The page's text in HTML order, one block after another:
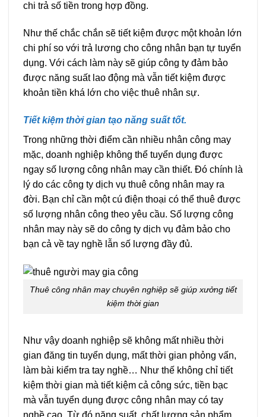
chi trả số tiền trong hợp đồng.
Như thế chắc chắn sẽ tiết kiệm được một khoản lớn
chi phí so với trả lương cho công nhân bạn tự tuyển
dụng. Với cách làm này sẽ giúp công ty đảm bảo
được năng suất lao động mà vẫn tiết kiệm được
khoản tiền khá lớn cho việc thuê nhân sự.
Tiết kiệm thời gian tạo năng suất tốt.
Trong những thời điểm cần nhiều nhân công may
mặc, doanh nghiệp không thể tuyển dụng được
ngay số lượng công nhân may cần thiết. Đó chính là
lý do các công ty dịch vụ thuê công nhân may ra
đời. Bạn chỉ cần một cú điện thoại có thể thuê được
số lượng nhân công theo yêu cầu. Số lượng công
nhân may này sẽ do công ty dịch vụ đảm bảo cho
bạn cả về tay nghề lẫn số lượng đầy đủ.
Thuê công nhân may chuyên nghiệp sẽ giúp xưởng tiết
kiệm thời gian
Như vậy doanh nghiệp sẽ không mất nhiều thời
gian đăng tin tuyển dụng, mất thời gian phỏng vấn,
làm bài kiểm tra tay nghề… Như thế không chỉ tiết
kiệm thời gian mà tiết kiệm cả công sức, tiền bạc
mà vẫn tuyển dụng được công nhân may có tay
nghề cao. Từ đó năng suất, chất lượng sản phẩm